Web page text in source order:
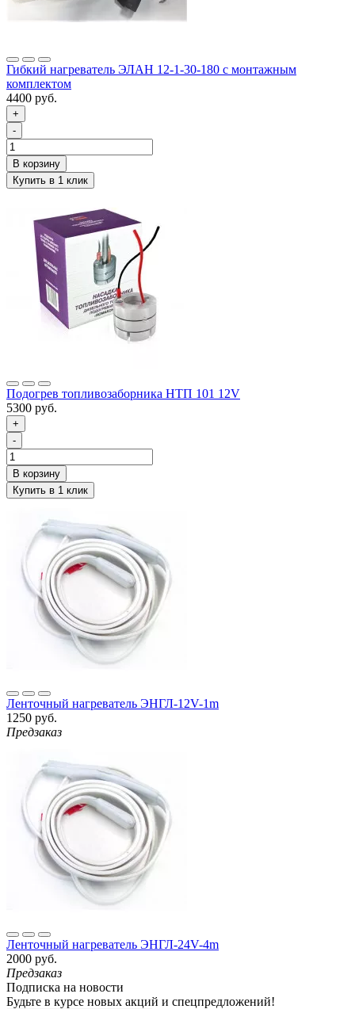
Гибкий нагреватель ЭЛАН 12-1-30-180 с монтажным
комплектом
4400 руб.
+
-
Подогрев топливозаборника НТП 101 12V
5300 руб.
+
-
Ленточный нагреватель ЭНГЛ-12V-1m
1250 руб.
Предзаказ
Ленточный нагреватель ЭНГЛ-24V-4m
2000 руб.
Предзаказ
Подписка на новости
Будьте в курсе новых акций и спецпредложений!